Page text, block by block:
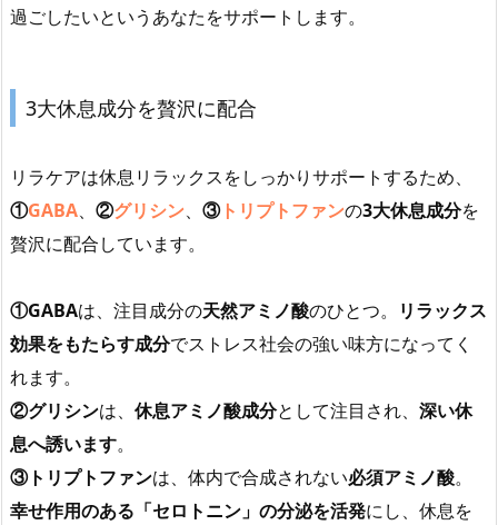
過ごしたいというあなたをサポートします。
3大休息成分を贅沢に配合
リラケアは休息リラックスをしっかりサポートするため、
①GABA、 ②グリシン、 ③トリプトファンの3大休息成分を
贅沢に配合しています。
①GABAは、注目成分の天然アミノ酸のひとつ。
リラックス
効果をもたらす成分でストレス社会の強い味方になってく
れます。
②グリシンは、 休息アミノ酸成分として注目され、 深い休
息へ誘います。
③トリプトファンは、体内で合成されない必須アミノ酸。
幸せ作用のある「セロトニン」の分泌を活発にし、休息を